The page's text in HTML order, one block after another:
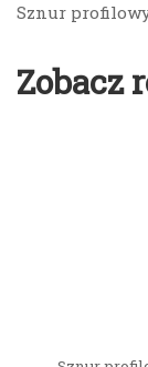
Sznur
Zobacz